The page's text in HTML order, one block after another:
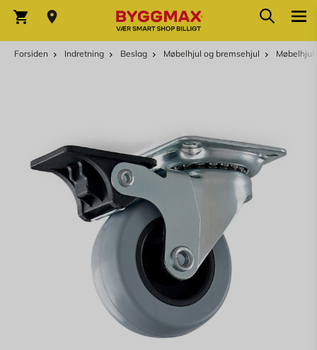
Indkøbskurv Søg
Forsiden Indretning Beslag Møbelhjul og bremsehjul Møbelhjul